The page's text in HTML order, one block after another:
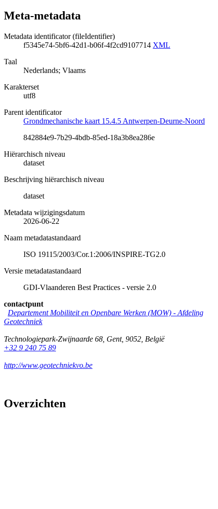
Meta-metadata
Metadata identificator (fileIdentifier)
f5345e74-5bf6-42d1-b06f-4f2cd9107714 XML
Taal
Nederlands; Vlaams
Karakterset
utf8
Parent identificator
Grondmechanische kaart 15.4.5 Antwerpen-Deurne-Noord
842884e9-7b29-4bdb-85ed-18a3b8ea286e
Hiërarchisch niveau
dataset
Beschrijving hiërarchisch niveau
dataset
Metadata wijzigingsdatum
2026-06-22
Naam metadatastandaard
ISO 19115/2003/Cor.1:2006/INSPIRE-TG2.0
Versie metadatastandaard
GDI-Vlaanderen Best Practices - versie 2.0
contactpunt
Departement Mobiliteit en Openbare Werken (MOW) - Afdeling
Geotechniek
Technologiepark-Zwijnaarde 68 Gent, 9052 België
+32 9 240 75 89
http://www.geotechniekvo.be
Overzichten